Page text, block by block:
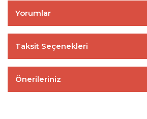
Yorumlar
Taksit Seçenekleri
Önerileriniz